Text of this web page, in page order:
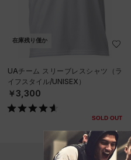
在庫残り僅か
UAチーム スリーブレスシャツ（ラ
イフスタイル/UNISEX）
￥3,300
SOLD OUT